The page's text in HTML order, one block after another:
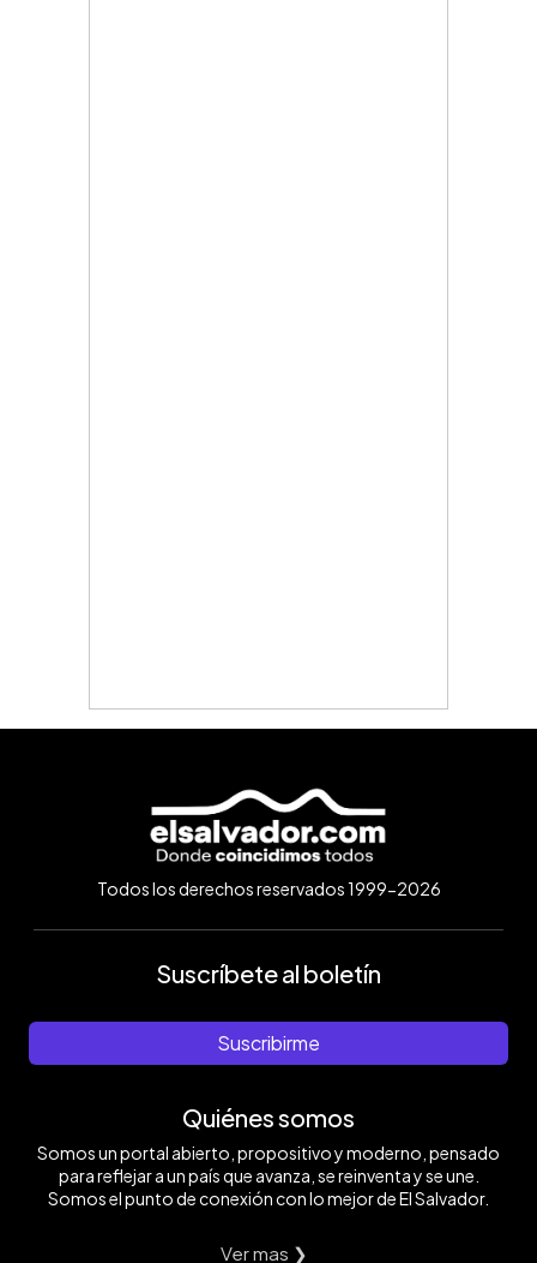
Todos los derechos reservados 1999-2026
Suscríbete al boletín
Suscribirme
Quiénes somos
Somos un portal abierto, propositivo y moderno, pensado
para reflejar a un país que avanza, se reinventa y se une.
Somos el punto de conexión con lo mejor de El Salvador.
Ver mas ❯